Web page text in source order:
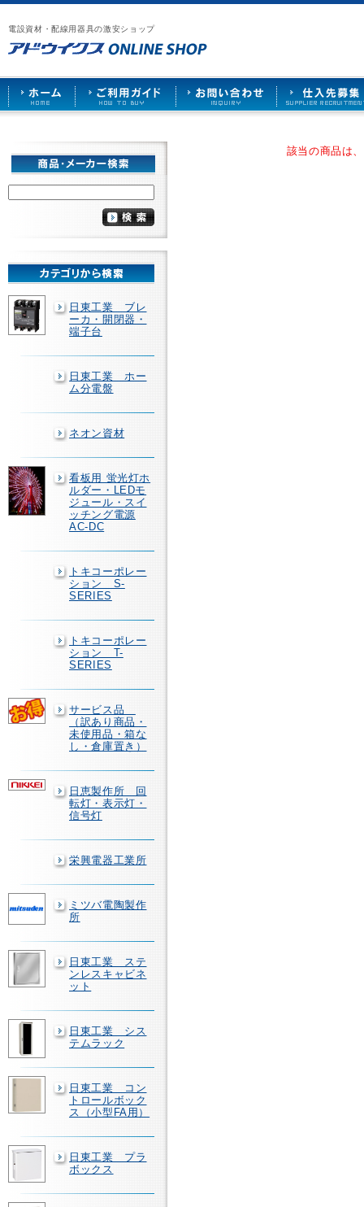
電設資材・配線用器具の激安ショップ
漏
電
ブ
レ
ー
カ
ー
や
照
ケ
ッ
ト
な
で
販
売
ア
ウ
イ
ス
HOME
ご
用
ガ
ド
お
い
合
せ
仕
先
募
日東工業 ブレ
ーカ・開閉器・
端子台
日東工業 ホー
ム分電盤
ネオン資材
看板用 蛍光灯ホ
ルダー・LEDモ
ジュール・スイ
ッチング電源
AC-DC
トキコーポレー
ション S-
SERIES
トキコーポレー
ション T-
SERIES
サービス品
（訳あり商品・
未使用品・箱な
し・倉庫置き）
日恵製作所 回
転灯・表示灯・
信号灯
栄興電器工業所
ミツバ電陶製作
所
日東工業 ステ
ンレスキャビネ
ット
日東工業 シス
テムラック
日東工業 コン
トロールボック
ス（小型FA用）
日東工業 プラ
ボックス
該当の商品は